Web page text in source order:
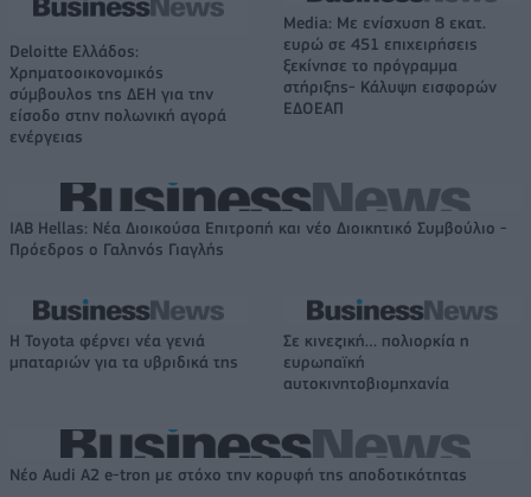
Deloitte Ελλάδος:
Χρηματοοικονομικός
σύμβουλος της ΔΕΗ για την
είσοδο στην πολωνική αγορά
ενέργειας
Media: Με ενίσχυση 8 εκατ.
ευρώ σε 451 επιχειρήσεις
ξεκίνησε το πρόγραμμα
στήριξης- Κάλυψη εισφορών
ΕΔΟΕΑΠ
IAB Hellas: Νέα Διοικούσα Επιτροπή και νέο Διοικητικό Συμβούλιο -
Πρόεδρος ο Γαληνός Γιαγλής
Η Toyota φέρνει νέα γενιά
μπαταριών για τα υβριδικά της
Σε κινεζική… πολιορκία η
ευρωπαϊκή
αυτοκινητοβιομηχανία
Νέο Audi A2 e-tron με στόχο την κορυφή της αποδοτικότητας